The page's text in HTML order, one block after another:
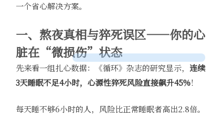
一个省心解决方案。
一、熬夜真相与猝死误区——你的心
脏在“微损伤”状态
先来看一组扎心数据：《循环》杂志的研究显示， 连续
3天睡眠不足4小时，心源性猝死风险直接飙升45%！
每天睡不够6小时的人，风险比正常睡眠者高出2.8倍。